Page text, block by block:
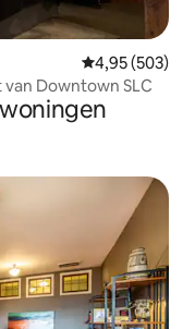
Gemiddelde
4,95 (503)
Downtown SLC